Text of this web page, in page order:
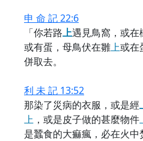
申 命 記 22:6
「你若路上遇見鳥窩，或在
或有蛋，母鳥伏在雛上或在
併取去。
利 未 記 13:52
那染了災病的衣服，或是經
上 ，或是皮子做的甚麼物件
是蠶食的大痲瘋，必在火中